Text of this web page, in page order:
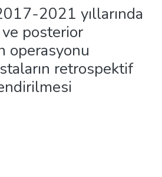
2021 yıllarında
posterior
operasyonu
retrospektif